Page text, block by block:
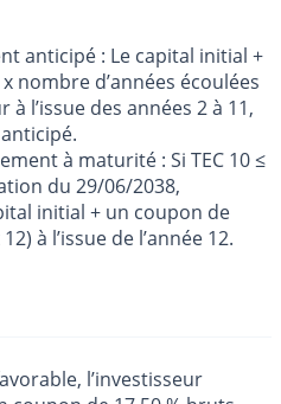
anticipé : Le capital initial +
nombre d’années écoulées
l’issue des années 2 à 11,
à maturité : Si TEC 10 ≤
du 29/06/2038,
initial + un coupon de
à l’issue de l’année 12.
l’investisseur